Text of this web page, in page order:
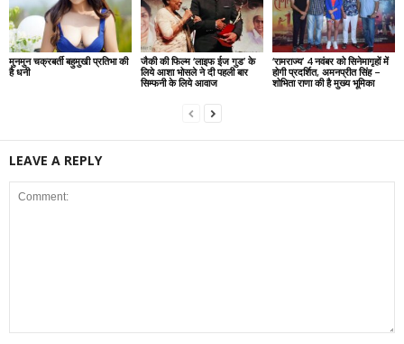
मुनमुन चक्रबर्ती बहुमुखी प्रतिभा की
है धनी
जैकी की फिल्म ‘लाइफ ईज गुड’ के
लिये आशा भोसले ने दी पहली बार
सिम्फनी के लिये आवाज
‘रामराज्य’ 4 नवंबर को सिनेमागृहों में
होगी प्रदर्शित, अमनप्रीत सिंह –
शोभिता राणा की है मुख्य भूमिका
LEAVE A REPLY